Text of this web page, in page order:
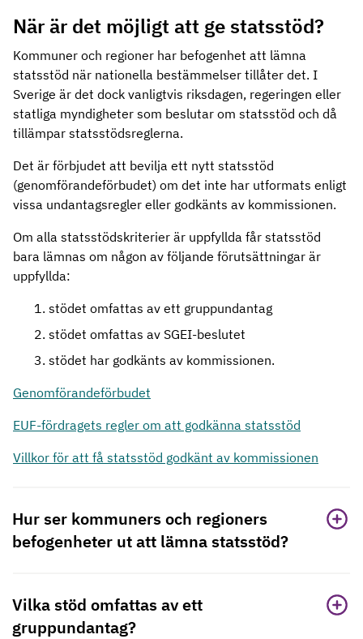
När är det möjligt att ge statsstöd?
Kommuner och regioner har befogenhet att lämna
statsstöd när nationella bestämmelser tillåter det. I
Sverige är det dock vanligtvis riksdagen, regeringen eller
statliga myndigheter som beslutar om statsstöd och då
tillämpar statsstödsreglerna.
Det är förbjudet att bevilja ett nytt statsstöd
(genomförandeförbudet) om det inte har utformats enligt
vissa undantagsregler eller godkänts av kommissionen.
Om alla statsstödskriterier är uppfyllda får statsstöd
bara lämnas om någon av följande förutsättningar är
uppfyllda:
stödet omfattas av ett gruppundantag
stödet omfattas av SGEI-beslutet
stödet har godkänts av kommissionen.
Genomförandeförbudet
EUF-fördragets regler om att godkänna statsstöd
Villkor för att få statsstöd godkänt av kommissionen
Hur ser kommuners och regioners
befogenheter ut att lämna statsstöd?
Vilka stöd omfattas av ett
gruppundantag?